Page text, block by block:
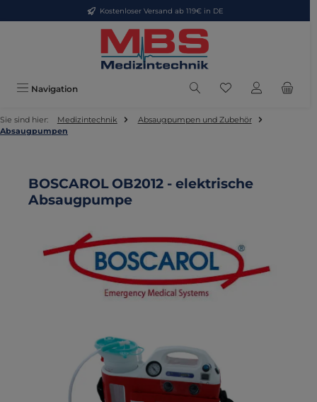
Zum Hauptinhalt springenKostenloser Versand ab 119€ in DE
Navigation Du hast 0
Sie sind hier: Medizintechnik
Absaugpumpen und Zubehör
Absaugpumpen
BOSCAROL OB2012 - elektrische
Absaugpumpe
Bildergalerie überspringen